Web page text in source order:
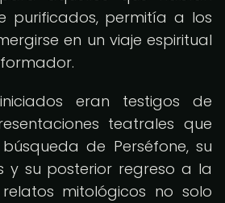
purificados, permitía a los
en un viaje espiritual
eran testigos de
teatrales que
de Perséfone, su
y su posterior regreso a la
relatos mitológicos no solo